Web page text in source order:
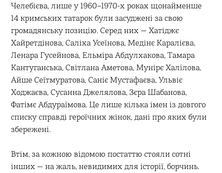
Челебієва, лише у 1960–1970-х роках щонайменше
14 кримських татарок були засуджені за свою
громадянську позицію. Серед них — Хатіджє
Хайретдінова, Саліха Усеїнова, Медінє Каралієва,
Ленара Гусейнова, Ельміра Абдулхакова, Тамара
Кантуганська, Світлана Аметова, Мунірє Халілова,
Айше Сеїтмуратова, Саніє Мустафаєва, Ульвіє
Ходжаєва, Сусанна Джелялова, Зєра Шабанова,
Фатімє Абдураїмова. Це лише кілька імен із довгого
списку справді героїчних жінок, дані про яких були
збережені.
Втім, за кожною відомою постаттю стояли сотні
інших — на жаль, невидимих для історії, борчинь.